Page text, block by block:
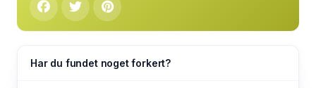
Har du fundet noget forkert?